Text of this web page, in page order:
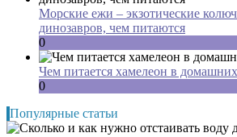
Морские ежи – экзотические
динозавров, чем питаются
0
Чем питается хамелеон в
0
Популярные статьи